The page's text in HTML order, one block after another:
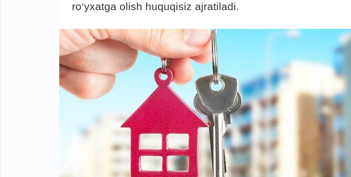
ro‘yxatga olish huquqisiz ajratiladi.